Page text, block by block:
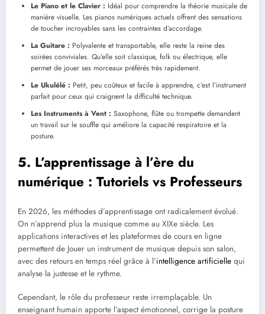
Le Piano et le Clavier : Idéal pour comprendre la théorie musicale de
manière visuelle. Les pianos numériques actuels offrent des sensations
de toucher incroyables sans les contraintes d’accordage.
La Guitare : Polyvalente et transportable, elle reste la reine des
soirées conviviales. Qu’elle soit classique, folk ou électrique, elle
permet de jouer ses morceaux préférés très rapidement.
Le Ukulélé : Petit, peu coûteux et facile à apprendre, c’est l’instrument
parfait pour ceux qui craignent la difficulté technique.
Les Instruments à Vent : Saxophone, flûte ou trompette demandent
un travail sur le souffle qui améliore la capacité respiratoire et la
posture.
5. L’apprentissage à l’ère du
numérique : Tutoriels vs Professeurs
En 2026, les méthodes d’apprentissage ont radicalement évolué.
On n’apprend plus la musique comme au XIXe siècle. Les
applications interactives et les plateformes de cours en ligne
permettent de Jouer un instrument de musique depuis son salon,
avec des retours en temps réel grâce à l’intelligence artificielle qui
analyse la justesse et le rythme.
Cependant, le rôle du professeur reste irremplaçable. Un
enseignant humain apporte l’aspect émotionnel, corrige la posture